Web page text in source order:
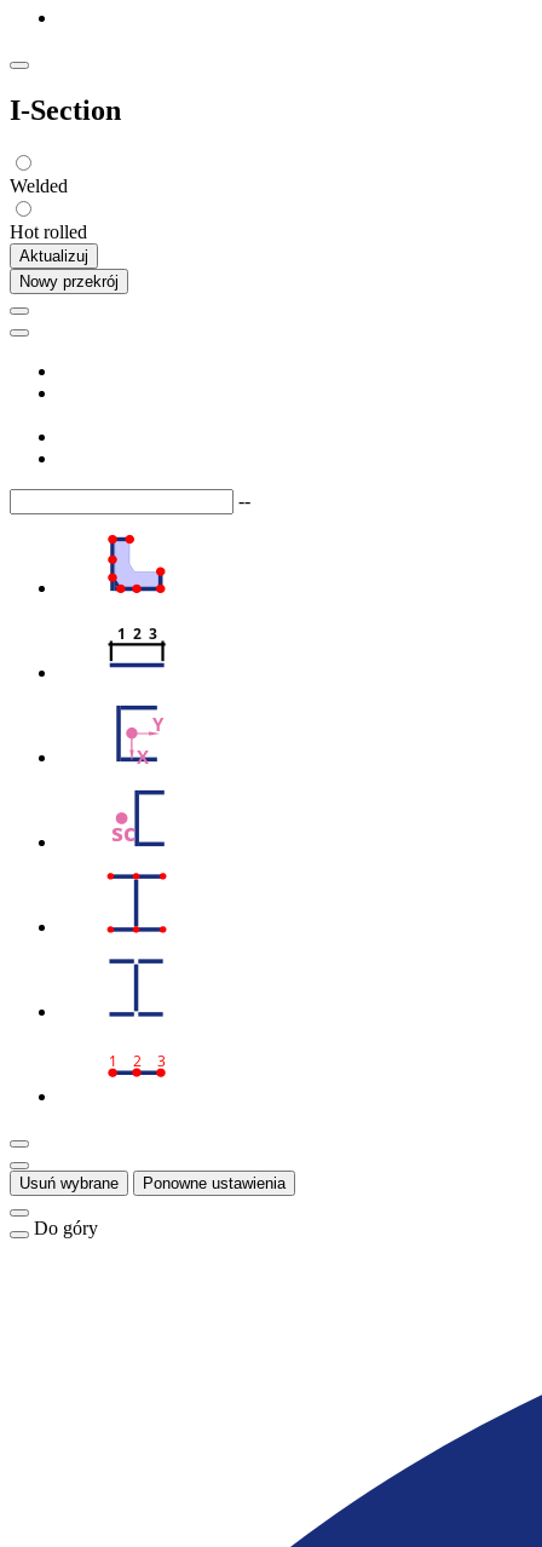
I-Section
Welded
Hot rolled
Aktualizuj
Nowy przekrój
--
1  2  3
Y
X
sc
1 2 3
Usuń wybrane Ponowne ustawienia
Do góry